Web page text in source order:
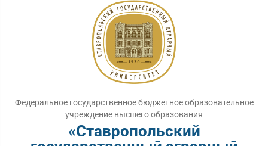
Федеральное государственное бюджетное образовательное
учреждение высшего образования
«Ставропольский